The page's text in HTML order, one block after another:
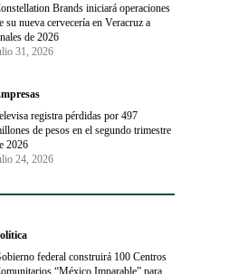
Brands iniciará operaciones
su nueva cervecería en Veracruz a
de 2026
31, 2026
registra pérdidas por 497
de pesos en el segundo trimestre
2026
24, 2026
federal construirá 100 Centros
“México Imparable” para